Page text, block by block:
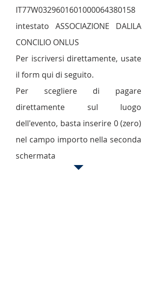
IT77W0329601601000064380158
intestato ASSOCIAZIONE DALILA
CONCILIO ONLUS
Per iscriversi direttamente, usate
il form qui di seguito.
Per scegliere di pagare
direttamente sul luogo
dell'evento, basta inserire 0 (zero)
nel campo importo nella seconda
schermata